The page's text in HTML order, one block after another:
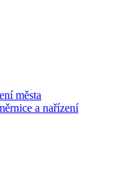
města
a nařízení